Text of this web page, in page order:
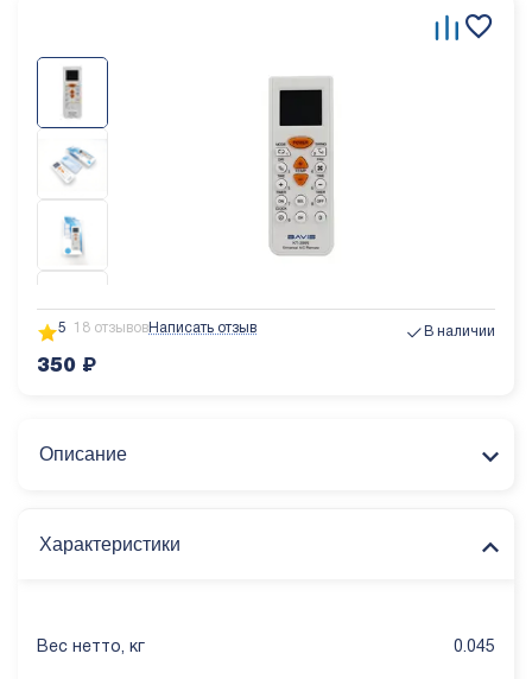
5 18 отзывовНаписать отзыв В наличии
350 ₽
Описание
Характеристики
Вес нетто, кг 0.045